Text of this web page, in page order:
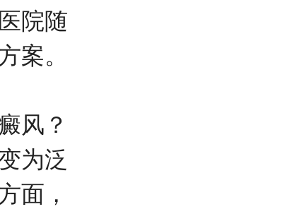
院随
案。
风？
为泛
面，